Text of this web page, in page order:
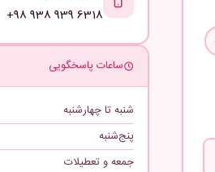
+98 938 939 6318
ساعات پاسخگویی
شنبه تا چهارشنبه
پنج‌شنبه
جمعه و تعطیلات